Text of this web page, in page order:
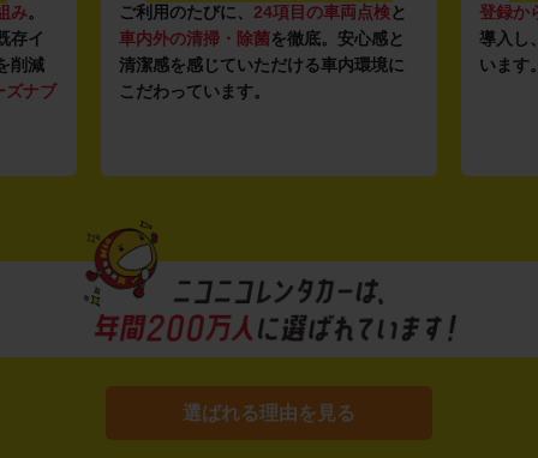
み。
存イ
削減
ズナブ
ご利用のたびに、 24項目の車両点検と
車内外の清掃・除菌を徹底。安心感と
清潔感を感じていただける車内環境に
こだわっています。
登録か
導入し
います
選ばれる理由を見る